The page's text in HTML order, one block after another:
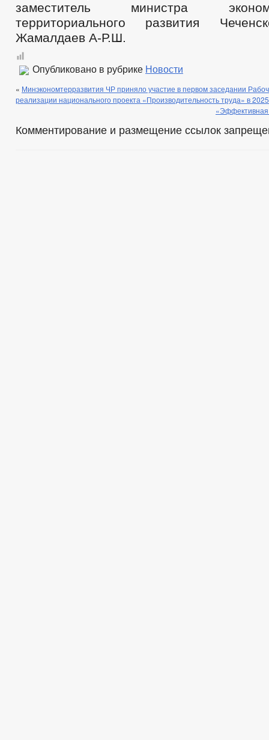
заместитель министра
территориального развития
Жамалдаев А-Р.Ш.
Опубликовано в рубрике Новости
« Минэкономтерразвития ЧР приняло участие в первом заседании
реализации национального проекта «Производительность труда» в 2025
«Эффективная
Комментирование и размещение ссылок